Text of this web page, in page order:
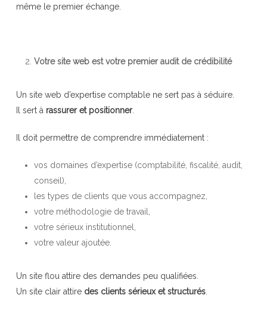
même le premier échange.
Votre site web est votre premier audit de crédibilité
Un site web d’expertise comptable ne sert pas à séduire.
Il sert à rassurer et positionner.
Il doit permettre de comprendre immédiatement :
vos domaines d’expertise (comptabilité, fiscalité, audit,
conseil),
les types de clients que vous accompagnez,
votre méthodologie de travail,
votre sérieux institutionnel,
votre valeur ajoutée.
Un site flou attire des demandes peu qualifiées.
Un site clair attire des clients sérieux et structurés.